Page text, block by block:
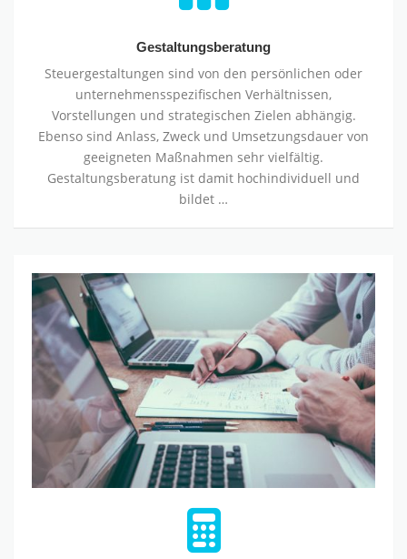
Gestaltungsberatung
Steuergestaltungen sind von den persönlichen oder
unternehmensspezifischen Verhältnissen,
Vorstellungen und strategischen Zielen abhängig.
Ebenso sind Anlass, Zweck und Umsetzungsdauer von
geeigneten Maßnahmen sehr vielfältig.
Gestaltungsberatung ist damit hochindividuell und
bildet …
Betriebswirtschaftliche
Beratung